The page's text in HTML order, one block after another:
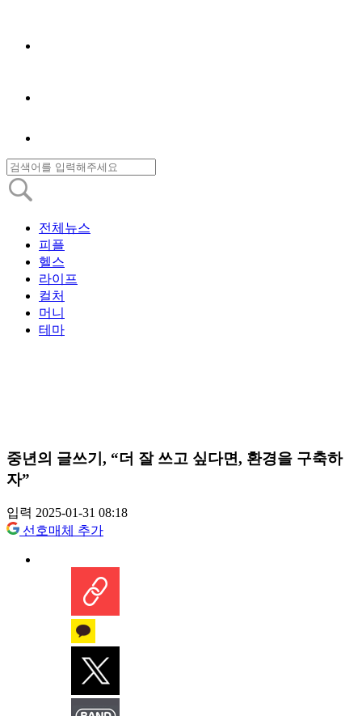
전체뉴스
피플
헬스
라이프
컬처
머니
테마
중년의 글쓰기, “더 잘 쓰고 싶다면, 환경을 구축하
자”
입력 2025-01-31 08:18
선호매체 추가